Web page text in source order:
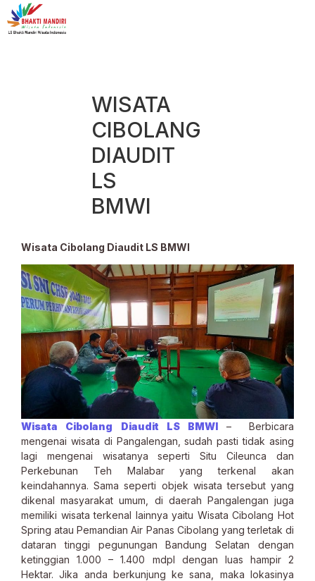
WISATA
CIBOLANG
DIAUDIT
LS
BMWI
Wisata Cibolang Diaudit LS BMWI
Wisata Cibolang Diaudit LS BMWI – Berbicara
mengenai wisata di Pangalengan, sudah pasti tidak asing
lagi mengenai wisatanya seperti Situ Cileunca dan
Perkebunan Teh Malabar yang terkenal akan
keindahannya. Sama seperti objek wisata tersebut yang
dikenal masyarakat umum, di daerah Pangalengan juga
memiliki wisata terkenal lainnya yaitu Wisata Cibolang Hot
Spring atau Pemandian Air Panas Cibolang yang terletak di
dataran tinggi pegunungan Bandung Selatan dengan
ketinggian 1.000 – 1.400 mdpl dengan luas hampir 2
Hektar. Jika anda berkunjung ke sana, maka lokasinya